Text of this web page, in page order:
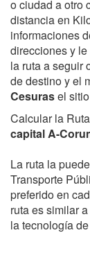
o ciudad a otro
distancia en
informaciones
direcciones y
la ruta a seguir
de destino y el
Cesurasel
Calcular la
capital A-
La ruta la
Transporte
preferido en
ruta es similar
la tecnología